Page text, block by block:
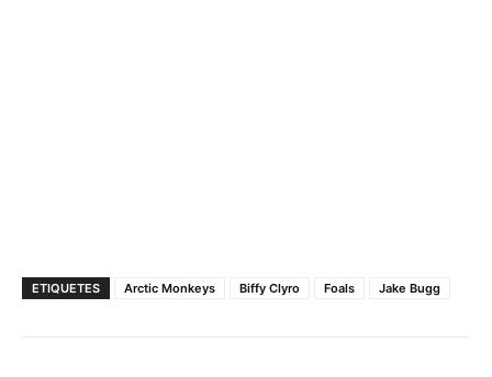
ETIQUETES Arctic Monkeys Biffy Clyro Foals Jake Bugg